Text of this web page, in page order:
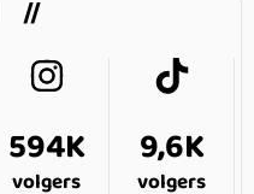
594K
volgers
9,6K
volgers